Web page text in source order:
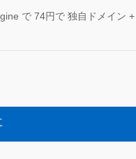
で 74円で 独自ドメイン